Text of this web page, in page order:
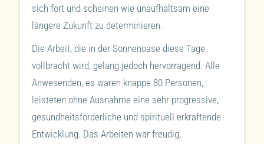
sich fort und scheinen wie unaufhaltsam eine
längere Zukunft zu determinieren.
Die Arbeit, die in der Sonnenoase diese Tage
vollbracht wird, gelang jedoch hervorragend. Alle
Anwesenden, es waren knappe 80 Personen,
leisteten ohne Ausnahme eine sehr progressive,
gesundheitsförderliche und spirituell erkraftende
Entwicklung. Das Arbeiten war freudig,